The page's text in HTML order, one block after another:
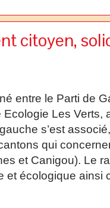
citoyen,
entre le Parti de
Les Verts,
s’est
qui
et Canigou). Le
et écologique